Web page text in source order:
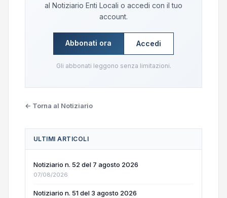
al Notiziario Enti Locali o accedi con il tuo
account.
Abbonati ora Accedi
Gli abbonati leggono senza limitazioni.
← Torna al Notiziario
ULTIMI ARTICOLI
Notiziario n. 52 del 7 agosto 2026
07/08/2026
Notiziario n. 51 del 3 agosto 2026